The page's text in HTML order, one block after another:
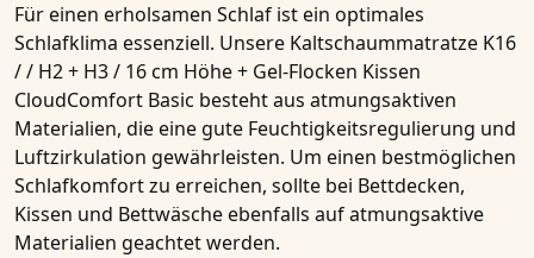
Für einen erholsamen Schlaf ist ein optimales
Schlafklima essenziell. Unsere Kaltschaummatratze K16
/ / H2 + H3 / 16 cm Höhe + Gel-Flocken Kissen
CloudComfort Basic besteht aus atmungsaktiven
Materialien, die eine gute Feuchtigkeitsregulierung und
Luftzirkulation gewährleisten. Um einen bestmöglichen
Schlafkomfort zu erreichen, sollte bei Bettdecken,
Kissen und Bettwäsche ebenfalls auf atmungsaktive
Materialien geachtet werden.